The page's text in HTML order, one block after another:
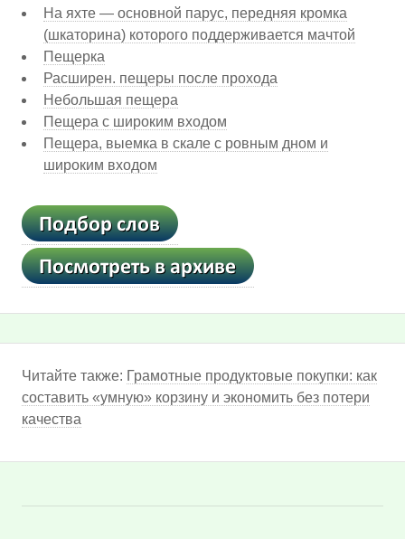
На яхте — основной парус, передняя кромка
(шкаторина) которого поддерживается мачтой
Пещерка
Расширен. пещеры после прохода
Небольшая пещера
Пещера с широким входом
Пещера, выемка в скале с ровным дном и
широким входом
Читайте также: Грамотные продуктовые покупки: как
составить «умную» корзину и экономить без потери
качества